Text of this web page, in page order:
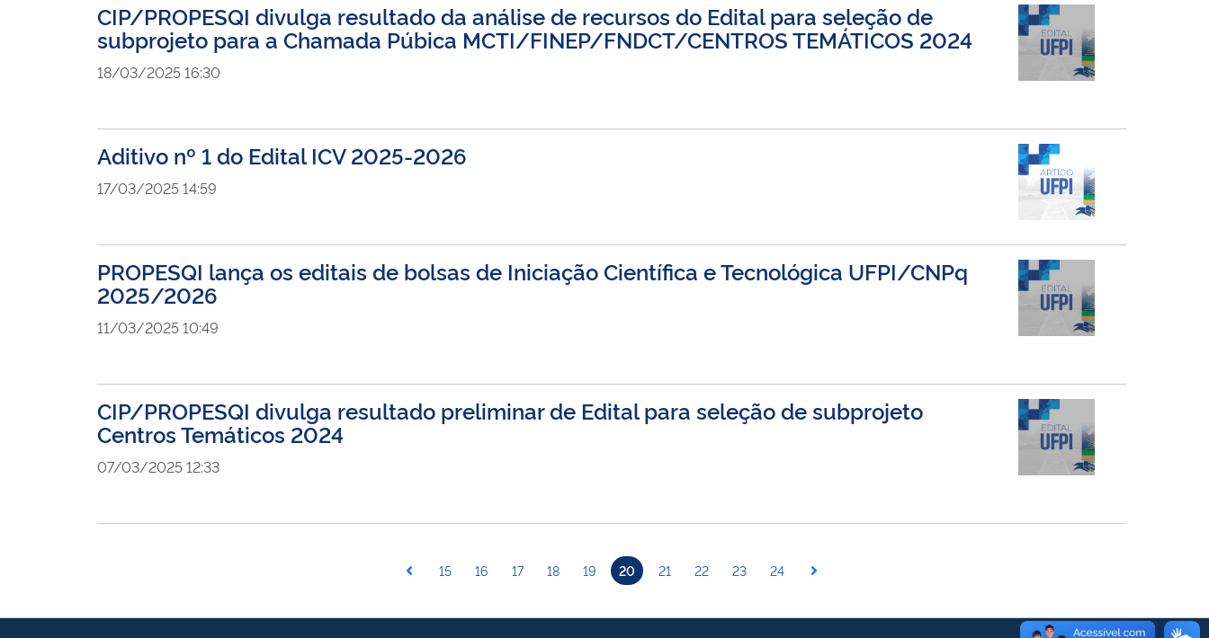
CIP/PROPESQI divulga resultado da análise de recursos do Edital para seleção de
subprojeto para a Chamada Púbica MCTI/FINEP/FNDCT/CENTROS TEMÁTICOS 2024
18/03/2025 16:30
Aditivo nº 1 do Edital ICV 2025-2026
17/03/2025 14:59
PROPESQI lança os editais de bolsas de Iniciação Científica e Tecnológica UFPI/CNPq
2025/2026
11/03/2025 10:49
CIP/PROPESQI divulga resultado preliminar de Edital para seleção de subprojeto
Centros Temáticos 2024
07/03/2025 12:33
15 16 17 18 19 20 21 22 23 24